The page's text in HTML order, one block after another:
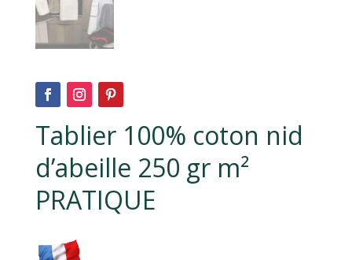
Tablier 100% coton nid
d’abeille 250 gr m²
PRATIQUE